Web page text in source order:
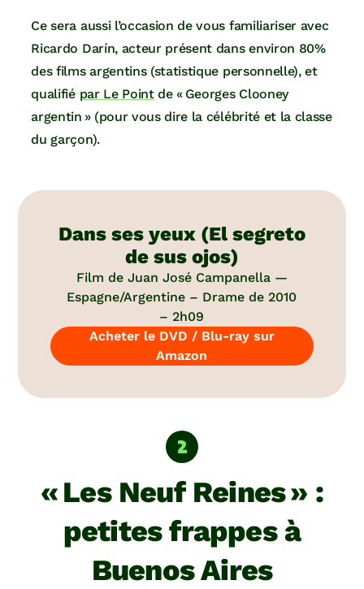
Ce sera aussi l’occasion de vous familiariser avec
Ricardo Darín, acteur présent dans environ 80%
des films argentins (statistique personnelle), et
qualifié par Le Pointde « Georges Clooney
argentin » (pour vous dire la célébrité et la classe
du garçon).
Dans ses yeux (El segreto
de sus ojos)
Film de Juan José Campanella —
Espagne/Argentine – Drame de 2010
– 2h09
Acheter le DVD / Blu-ray sur
Amazon
« Les Neuf Reines » :
petites frappes à
Buenos Aires